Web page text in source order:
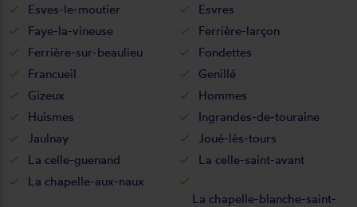
Esves-le-moutier
Esvres
Faye-la-vineuse
Ferrière-larçon
Ferrière-sur-beaulieu
Fondettes
Francueil
Genillé
Gizeux
Hommes
Huismes
Ingrandes-de-touraine
Jaulnay
Joué-lès-tours
La celle-guenand
La celle-saint-avant
La chapelle-aux-naux
La chapelle-blanche-saint-